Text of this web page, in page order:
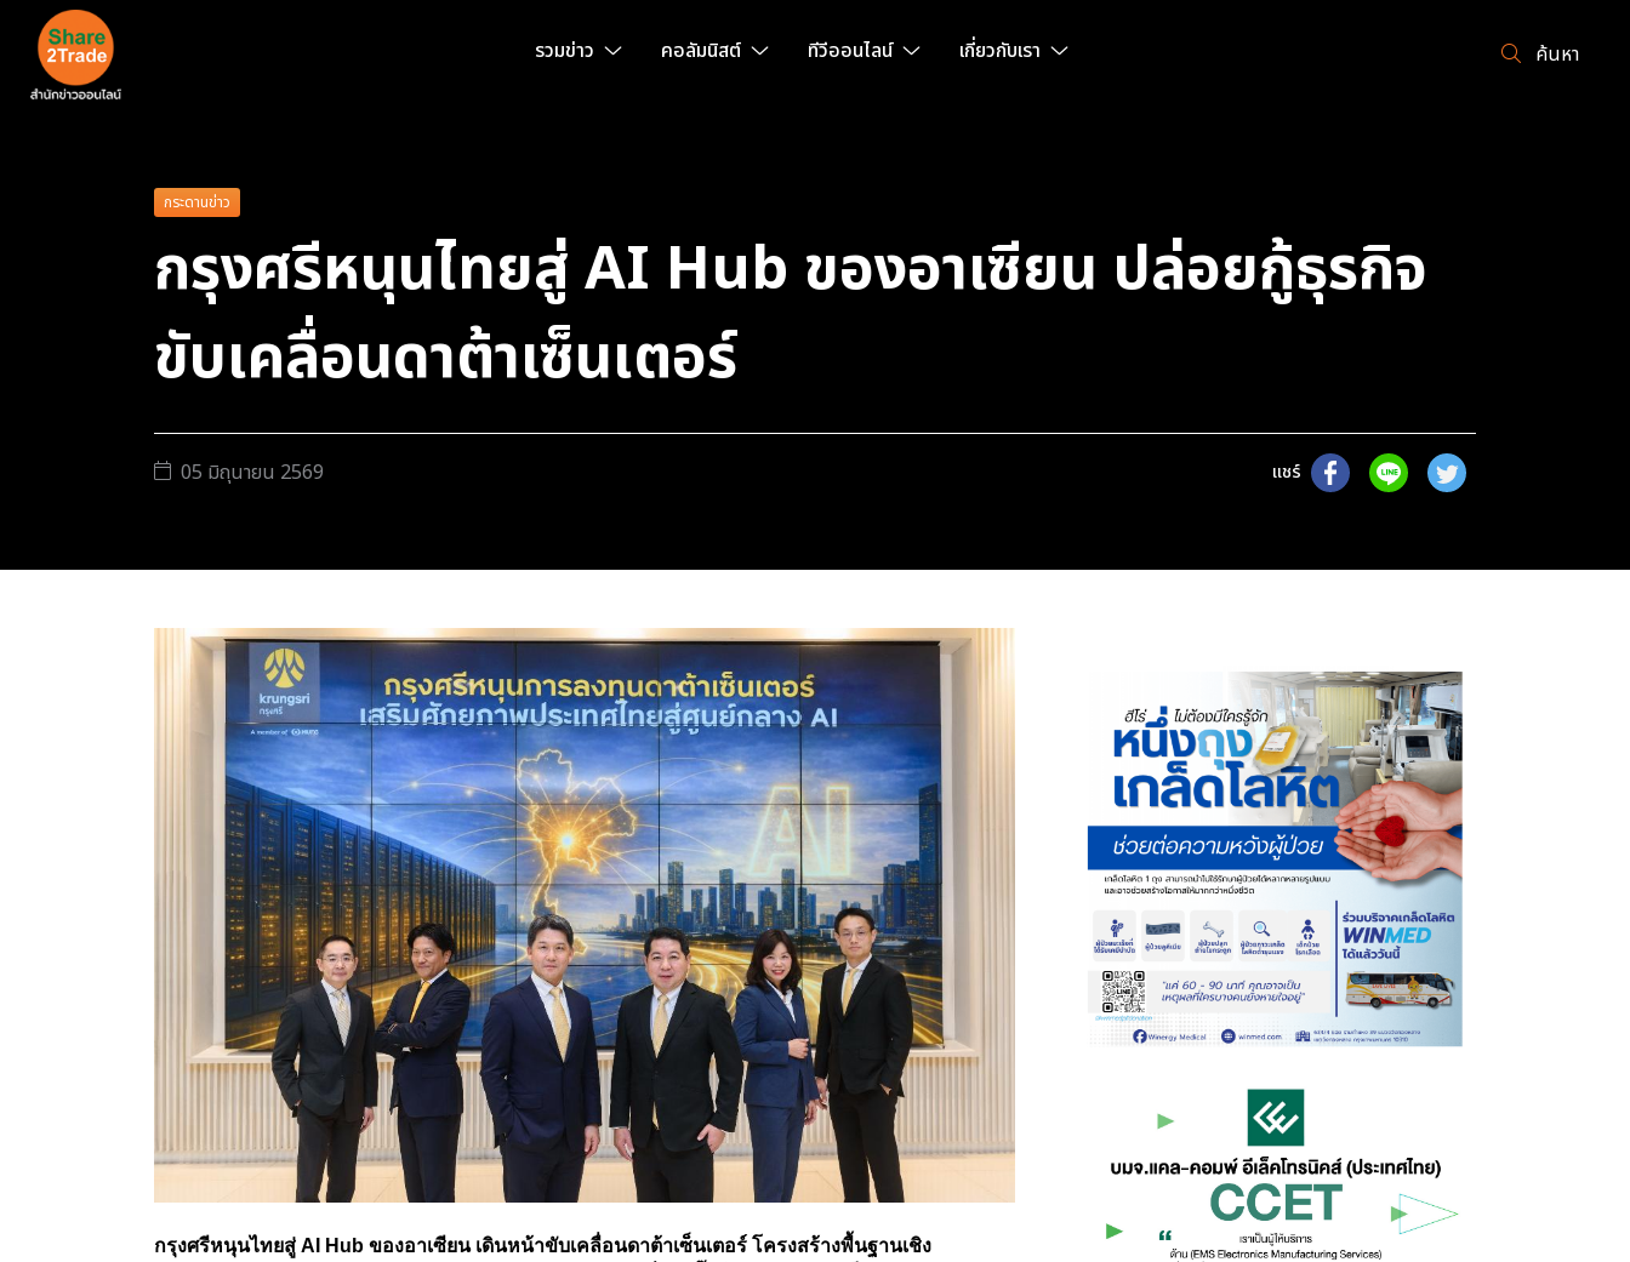
รวมข่าว คอลัมนิสต์ ทีวีออนไลน์ เกี่ยวกับเรา ค้นหา
กระดานข่าว
กรุงศรีหนุนไทยสู่ AI Hub ของอาเซียน ปล่อยกู้ธุรกิจ
ขับเคลื่อนดาต้าเซ็นเตอร์
05 มิถุนายน 2569 แชร์
กรุงศรีหนุนไทยสู่ AI Hub ของอาเซียน เดินหน้าขับเคลื่อนดาต้าเซ็นเตอร์ โครงสร้างพื้นฐานเชิง